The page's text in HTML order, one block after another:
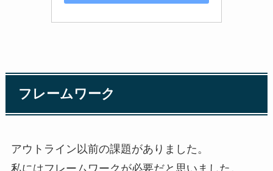
フレームワーク
アウトライン以前の課題がありました。
私にはフレームワークが必要だと思いました。